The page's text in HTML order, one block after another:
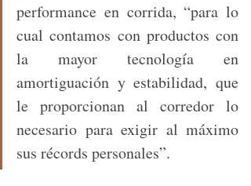
performance en corrida, “para lo
cual contamos con productos con
la mayor tecnología en
amortiguación y estabilidad, que
le proporcionan al corredor lo
necesario para exigir al máximo
sus récords personales”.